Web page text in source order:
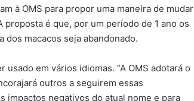
à OMS para propor uma maneira de mudar
proposta é que, por um período de 1 ano os
dos macacos seja abandonado.
em vários idiomas. “A OMS adotará o
outros a seguirem essas
impactos negativos do atual nome e para